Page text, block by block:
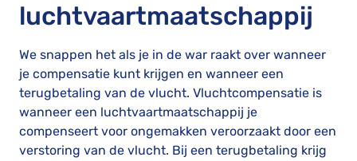
luchtvaartmaatschappij
We snappen het als je in de war raakt over wanneer
je compensatie kunt krijgen en wanneer een
terugbetaling van de vlucht. Vluchtcompensatie is
wanneer een luchtvaartmaatschappij je
compenseert voor ongemakken veroorzaakt door een
verstoring van de vlucht. Bij een terugbetaling krijg